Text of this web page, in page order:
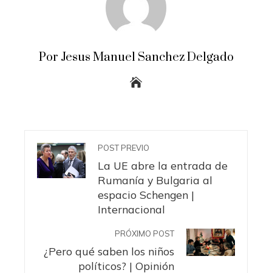
Por Jesus Manuel Sanchez Delgado
POST PREVIO
La UE abre la entrada de
Rumanía y Bulgaria al
espacio Schengen |
Internacional
PRÓXIMO POST
¿Pero qué saben los niños
políticos? | Opinión